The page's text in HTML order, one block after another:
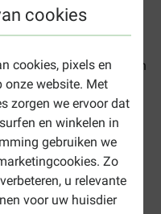
cookies
cookies, pixels en
onze website. Met
zorgen we ervoor dat
en winkelen in
gebruiken we
Zo
u relevante
voor uw huisdier
online besteld!
de verschillende soorten
er 'algemene'
met specifieke
katten tot 12